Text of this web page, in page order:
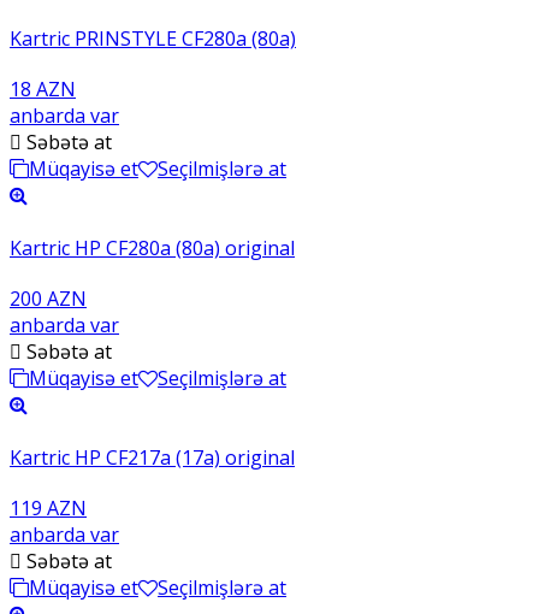
Kartric PRINSTYLE CF280a (80a)
18 AZN
anbarda var
Səbətə at
Müqayisə et
Seçilmişlərə at
Kartric HP CF280a (80a) original
200 AZN
anbarda var
Səbətə at
Müqayisə et
Seçilmişlərə at
Kartric HP CF217a (17a) original
119 AZN
anbarda var
Səbətə at
Müqayisə et
Seçilmişlərə at